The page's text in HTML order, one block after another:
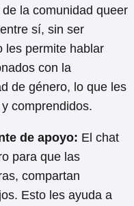
la comunidad queer
sí, sin ser
les permite hablar
con la
de género, lo que les
comprendidos.
de apoyo: El chat
para que las
compartan
Esto les ayuda a